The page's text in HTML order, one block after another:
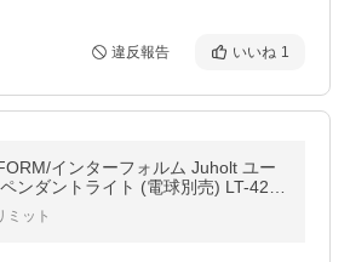
違反報告 いいね 1
インターフォルム Juholt ユー
ンダントライト (電球別売) LT-424
ントランプ 吊下げ照明 天井照明 LE
〜60W×1
ミット